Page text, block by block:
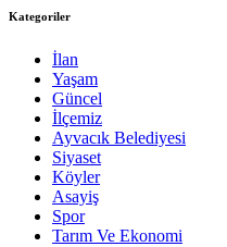
Kategoriler
İlan
Yaşam
Güncel
İlçemiz
Ayvacık Belediyesi
Siyaset
Köyler
Asayiş
Spor
Tarım Ve Ekonomi